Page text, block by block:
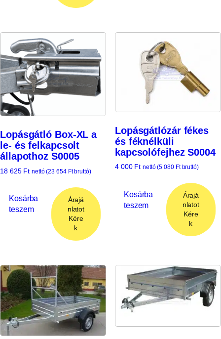
Lopásgátló Box-XL a
le- és felkapcsolt
állapothoz S0005
18 625 Ft nettó (23 654 Ftbruttó)
Kosárba
teszem
Árajá
nlatot
Kére
k
Lopásgátlózár fékes
és féknélküli
kapcsolófejhez S0004
4 000 Ft nettó (5 080 Ftbruttó)
Kosárba
teszem
Árajá
nlatot
Kére
k